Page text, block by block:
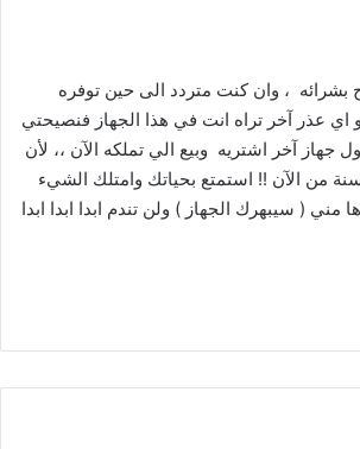
بشرائه ، وان كنت متردد الى حين توفره
اي عذر آخر تراه انت في هذا الجهاز فنصيحتي
جهاز آخر اشتريه وبيع الي تملكه الآن ،، لأن
من الآن !! استمتع بحياتك وامتلك الشيء
مني ( سيبهرك الجهاز ) ولن تندم ابدا ابدا ابدا